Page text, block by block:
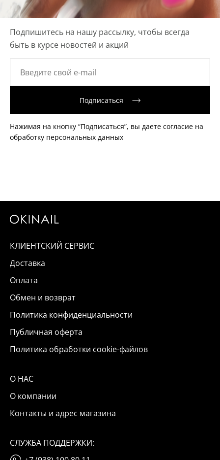
Подпишитесь на нашу рассылку, чтобы всегда
быть в курсе новостей и акций
Подписаться
Нажимая на кнопку “Подписаться”, вы даете согласие на
обработку персональных данных
КЛИЕНТСКИЙ СЕРВИС
Доставка
Оплата
Обмен и возврат
Политика конфиденциальности
Публичная оферта
Политика обработки cookie-файлов
О НАС
О компании
Контакты и адрес магазина
СЛУЖБА ПОДДЕРЖКИ: